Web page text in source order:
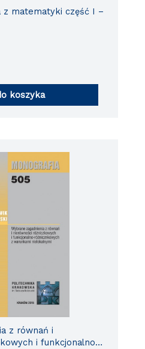
z matematyki część I –
koszyka
z równań i
i funkcjonalno-